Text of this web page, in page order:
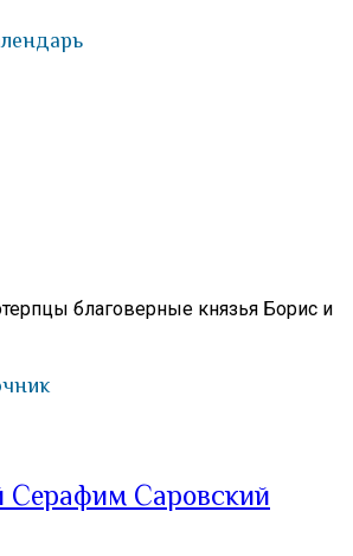
благоверные князья Борис и
Серафим Саровский